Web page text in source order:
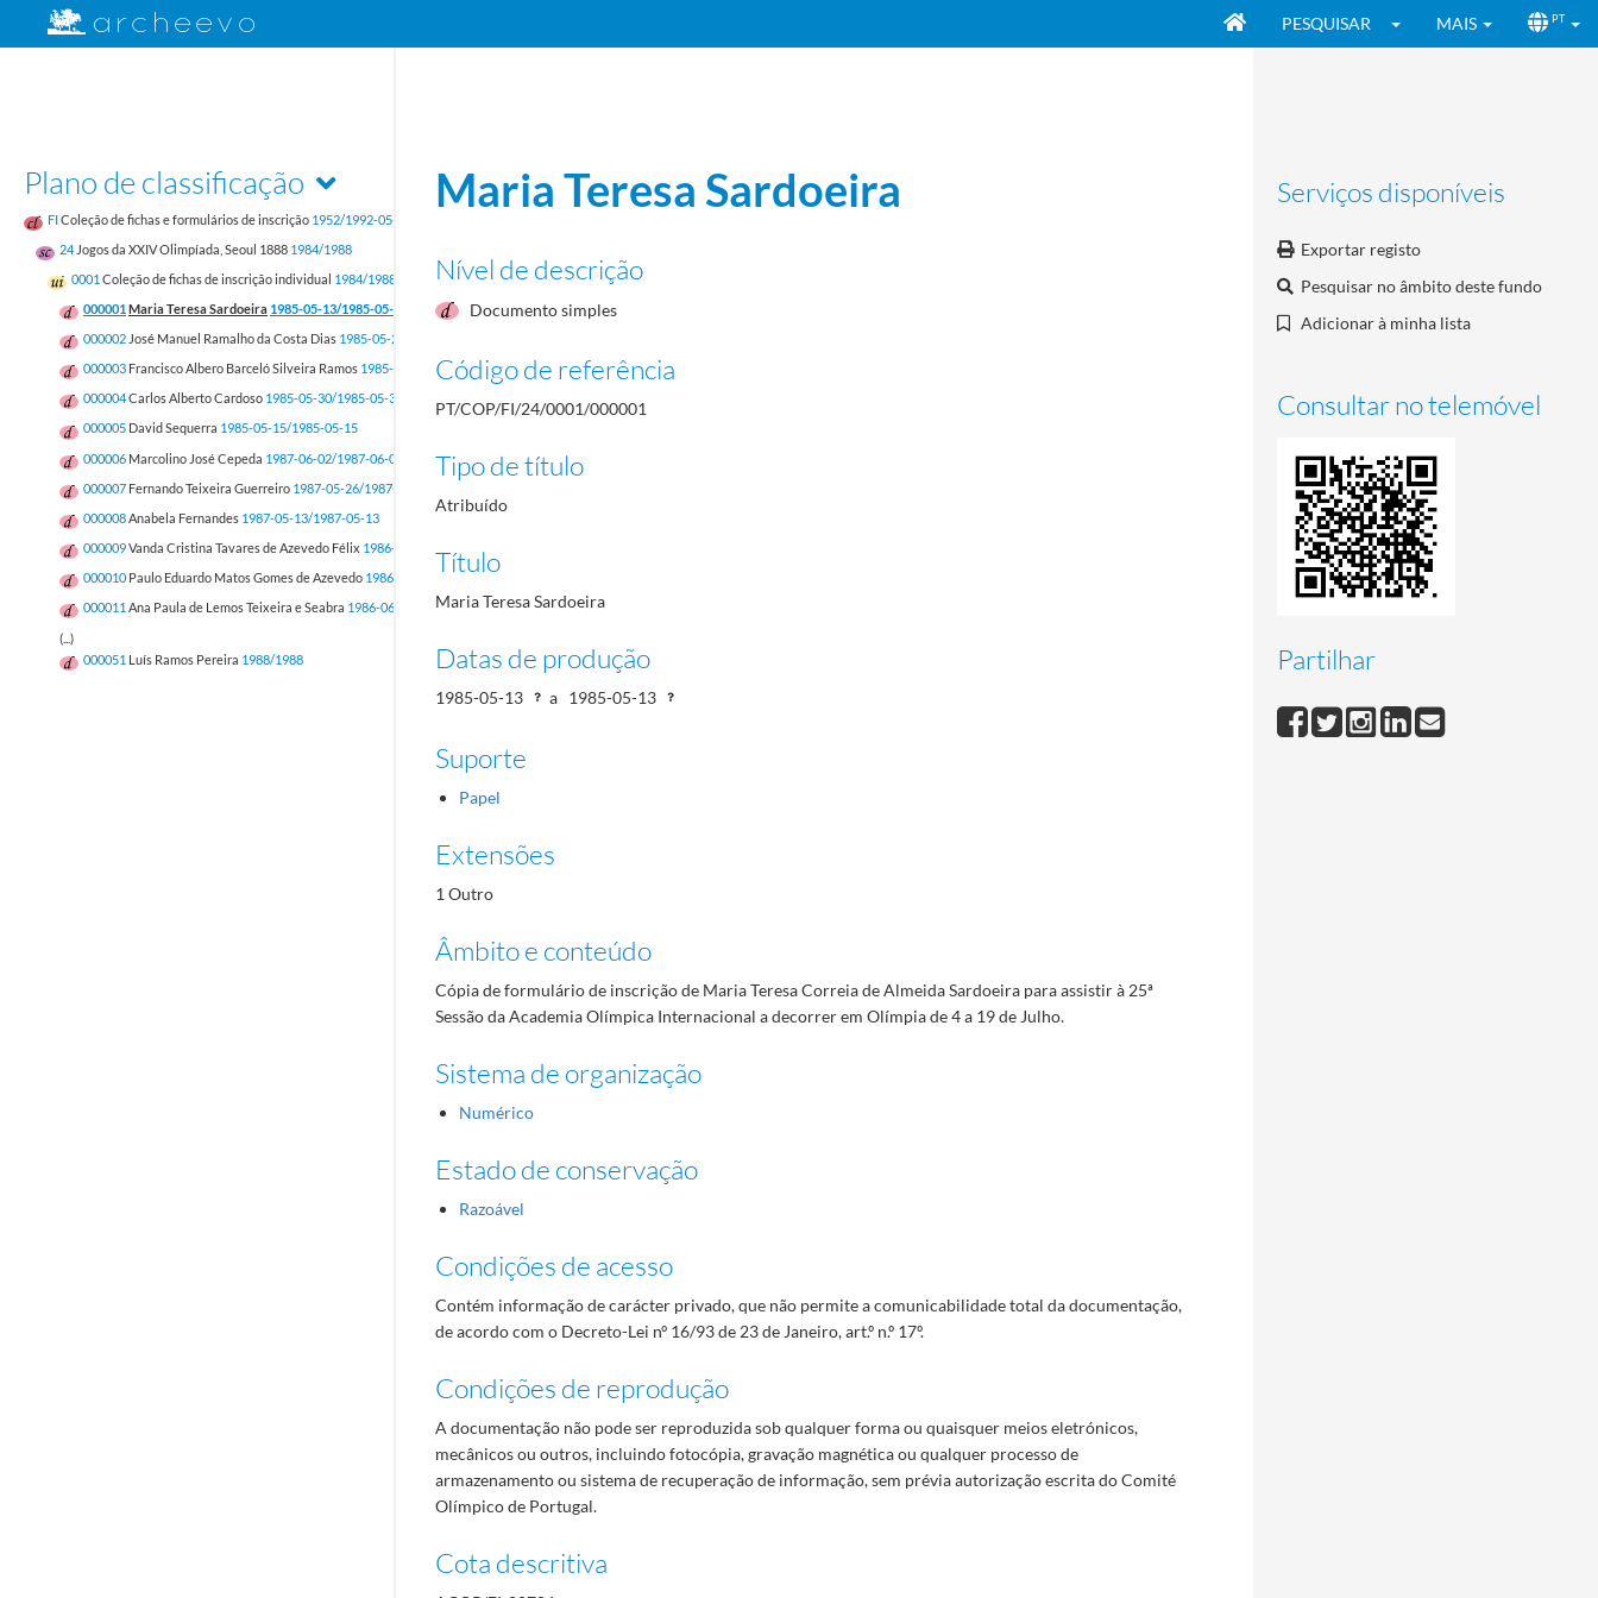
PESQUISAR MAIS PT
Plano de classificação
FIColeção de fichas e formulários de inscrição 1952/1992-05-17
24 Jogos da XXIV Olimpíada, Seoul 1888 1984/1988
0001 Coleção de fichas de inscrição individual 1984/1988
000001 Maria Teresa Sardoeira 1985-05-13/1985-05-13
000002 José Manuel Ramalho da Costa Dias 1985-05-28/1985-05-28
000003 Francisco Albero Barceló Silveira Ramos 1985-05-13/1985-05-13
000004Carlos Alberto Cardoso 1985-05-30/1985-05-30
000005 David Sequerra 1985-05-15/1985-05-15
000006 Marcolino José Cepeda 1987-06-02/1987-06-02
000007 Fernando Teixeira Guerreiro 1987-05-26/1987-05-26
000008Anabela Fernandes 1987-05-13/1987-05-13
000009Vanda Cristina Tavares de Azevedo Félix 1986-06-24/1986-06-24
000010 Paulo Eduardo Matos Gomes de Azevedo 1986-06-07/1986-06-07
000011 Ana Paula de Lemos Teixeira e Seabra 1986-06-07/1986-06-07
(...)
000051 Luís Ramos Pereira 1988/1988
Serviços disponíveis
Exportar registo
Pesquisar no âmbito deste fundo
Adicionar à minha lista
Consultar no telemóvel
Partilhar
Maria Teresa Sardoeira
Nível de descrição
Documento simples
Código de referência
PT/COP/FI/24/0001/000001
Tipo de título
Atribuído
Título
Maria Teresa Sardoeira
Datas de produção
1985-05-13 a 1985-05-13
Suporte
Papel
Extensões
1 Outro
Âmbito e conteúdo
Cópia de formulário de inscrição de Maria Teresa Correia de Almeida Sardoeira para assistir à 25ª
Sessão da Academia Olímpica Internacional a decorrer em Olímpia de 4 a 19 de Julho.
Sistema de organização
Numérico
Estado de conservação
Razoável
Condições de acesso
Contém informação de carácter privado, que não permite a comunicabilidade total da documentação,
de acordo com o Decreto-Lei nº 16/93 de 23 de Janeiro, art.º n.º 17º.
Condições de reprodução
A documentação não pode ser reproduzida sob qualquer forma ou quaisquer meios eletrónicos,
mecânicos ou outros, incluindo fotocópia, gravação magnética ou qualquer processo de
armazenamento ou sistema de recuperação de informação, sem prévia autorização escrita do Comité
Olímpico de Portugal.
Cota descritiva